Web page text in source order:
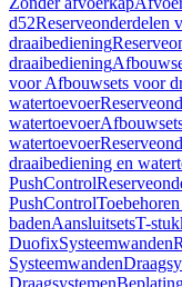
d52Reserveonderdelen
draaibediening
draaibediening
voor Afbouwsets voor
watertoevoer
watertoevoer
watertoevoer
draaibediening en
PushControl
PushControl
badenAansluitsetsT-
DuofixSysteemwanden
Systeemwanden
Draagsystemen